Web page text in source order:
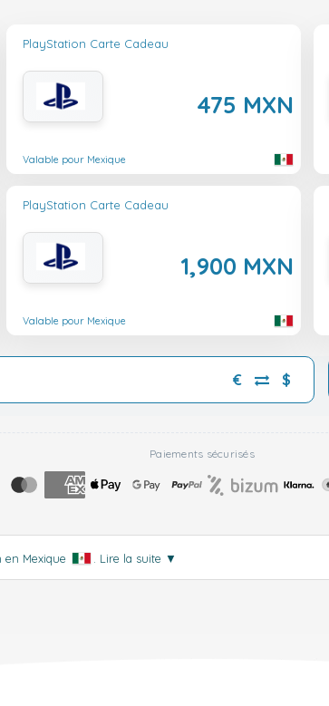
PlayStation Carte Cadeau
475 MXN
Valable pour Mexique
PlayStation Carte Cadeau
1,900 MXN
Valable pour Mexique
€ $
Paiements sécurisés
Mexique . Lire la suite ▼